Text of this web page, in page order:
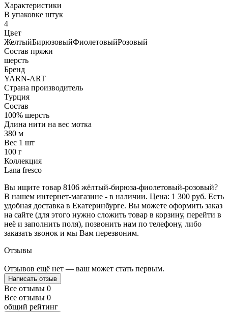
Характеристики
В упаковке штук
4
Цвет
ЖелтыйБирюзовыйФиолетовыйРозовый
Состав пряжи
шерсть
Бренд
YARN-ART
Страна производитель
Турция
Состав
100% шерсть
Длина нити на вес мотка
380 м
Вес 1 шт
100 г
Коллекция
Lana fresco
Вы ищите товар 8106 жёлтый-бирюза-фиолетовый-розовый?
В нашем интернет-магазине - в наличии. Цена: 1 300 руб. Есть
удобная доставка в Екатеринбурге. Вы можете оформить заказ
на сайте (для этого нужно сложить товар в корзину, перейти в
неё и заполнить поля), позвонить нам по телефону, либо
заказать звонок и мы Вам перезвоним.
Отзывы
Отзывов ещё нет — ваш может стать первым.
Написать отзыв
Все отзывы 0
Все отзывы 0
общий рейтинг